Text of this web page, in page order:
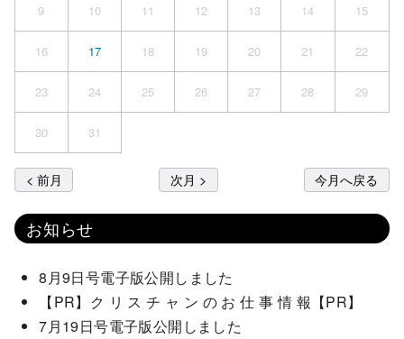
9 10 11 12 13 14 15
16 17 18 19 20 21 22
23 24 25 26 27 28 29
30 31
< 前月 次月 > 今月へ戻る
お知らせ
8月9日号電子版公開しました
【PR】ク リ ス チ ャ ン の お 仕 事 情 報【PR】
7月19日号電子版公開しました